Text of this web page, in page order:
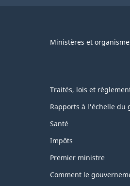
Ministères et
Traités, lois et
Rapports à l'échelle du
Santé
Impôts
Premier ministre
Comment le